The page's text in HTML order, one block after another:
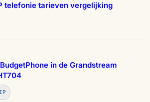
telefonie tarieven vergelijking
in de Grandstream